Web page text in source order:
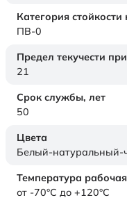
Категория
ПВ-0
Предел текучести
21
Срок службы, лет
50
Цвета
Белый-натуральный-
Температура
от -70°C до +120°C